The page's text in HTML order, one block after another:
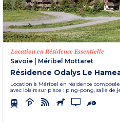
Location en Résidence Essentielle
Savoie
Méribel Mottaret
Résidence Odalys Le
Location à Méribel en résidence
avec loisirs sur place : ping-pong, salle de